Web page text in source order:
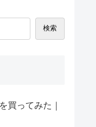
検索
買ってみた｜